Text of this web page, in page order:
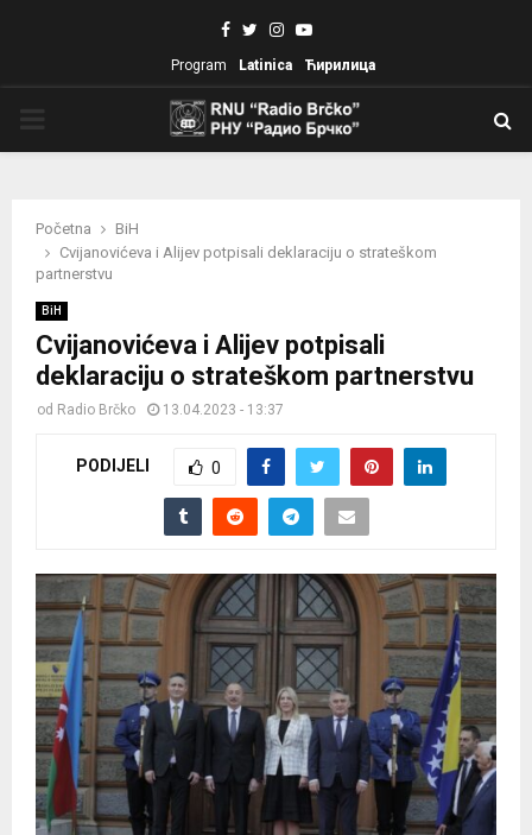
Facebook
TwitterInstagram
Youtube
Program Latinica Ћирилица
Početna
BiH
Cvijanovićeva i Alijev potpisali deklaraciju o strateškom
partnerstvu
BiH
Cvijanovićeva i Alijev potpisali
deklaraciju o strateškom partnerstvu
od Radio Brčko 13.04.2023 - 13:37
PODIJELI 0